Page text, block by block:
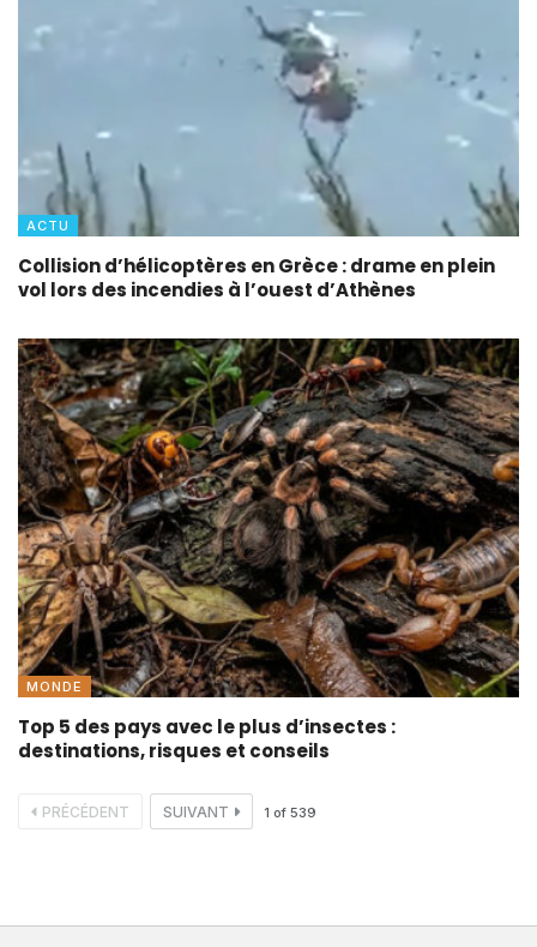
ACTU
Collision d’hélicoptères en Grèce : drame en plein
vol lors des incendies à l’ouest d’Athènes
MONDE
Top 5 des pays avec le plus d’insectes :
destinations, risques et conseils
PRÉCÉDENT SUIVANT 1 of 539